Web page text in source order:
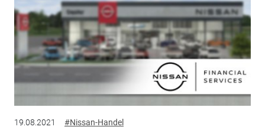
19.08.2021 #Nissan-Handel